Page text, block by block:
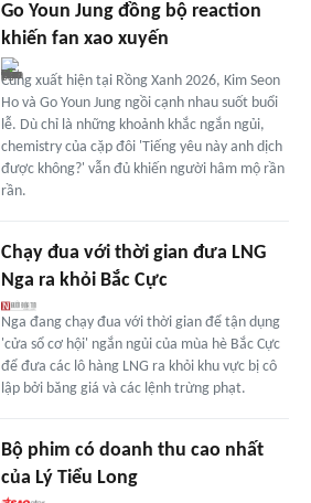
Go Youn Jung đồng bộ reaction
khiến fan xao xuyến
Cùng xuất hiện tại Rồng Xanh 2026, Kim Seon
Ho và Go Youn Jung ngồi cạnh nhau suốt buổi
lễ. Dù chỉ là những khoảnh khắc ngắn ngủi,
chemistry của cặp đôi 'Tiếng yêu này anh dịch
được không?' vẫn đủ khiến người hâm mộ rần
rần.
Chạy đua với thời gian đưa LNG
Nga ra khỏi Bắc Cực
Nga đang chạy đua với thời gian để tận dụng
'cửa sổ cơ hội' ngắn ngủi của mùa hè Bắc Cực
để đưa các lô hàng LNG ra khỏi khu vực bị cô
lập bởi băng giá và các lệnh trừng phạt.
Bộ phim có doanh thu cao nhất
của Lý Tiểu Long